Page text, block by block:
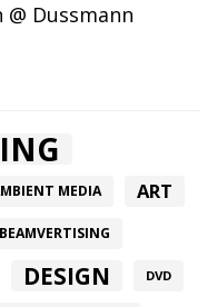
Dussmann
MEDIA ART
BEAMVERTISING
DESIGN DVD